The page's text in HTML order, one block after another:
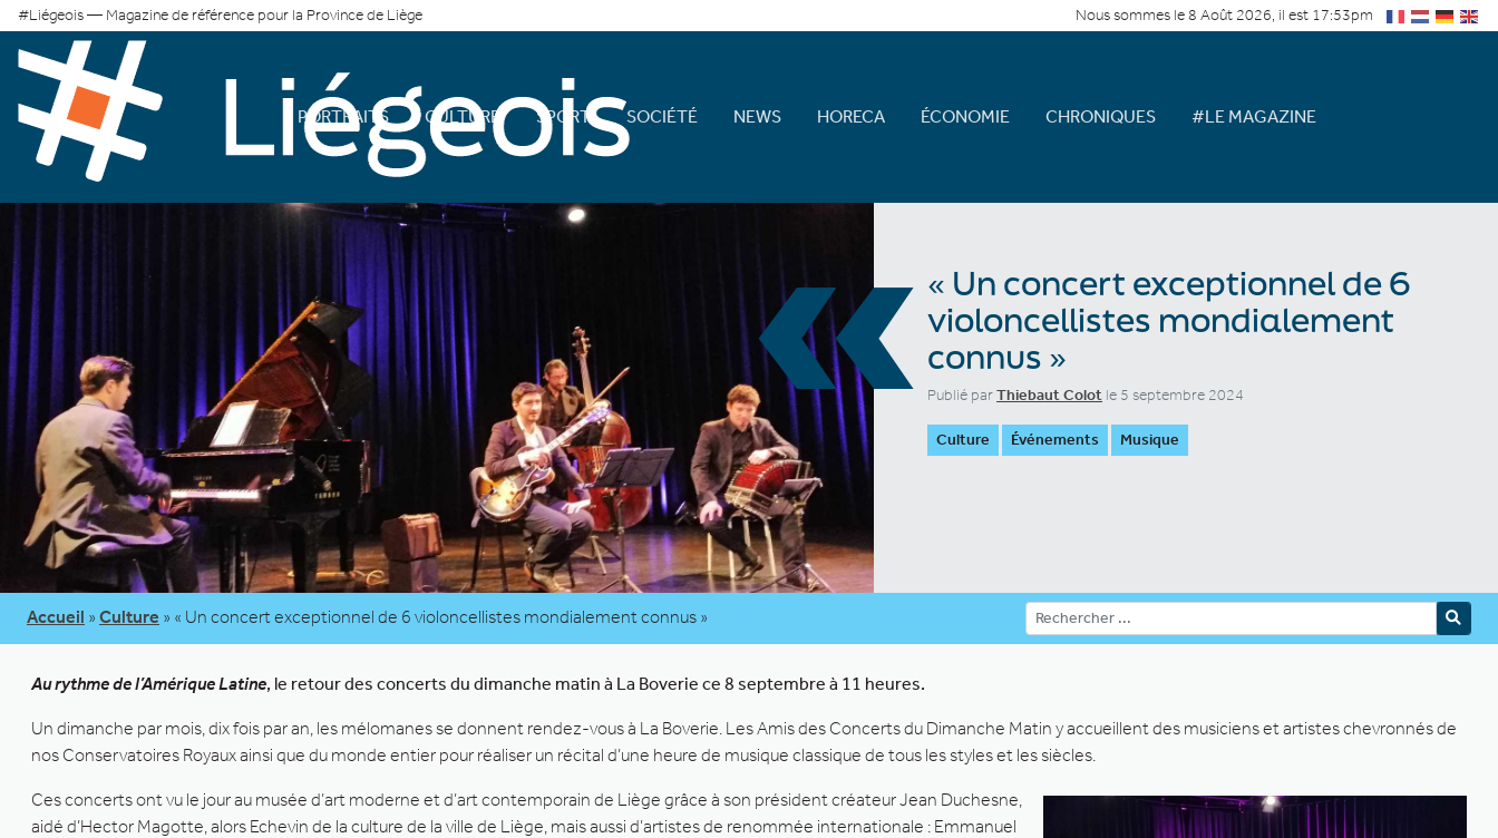
#Liégeois — Magazine de référence pour la Province de Liège Nous sommes le 8 Août 2026, il est 17:53pm
PORTRAITS CULTURE SPORT SOCIÉTÉ NEWS HORECA ÉCONOMIE CHRONIQUES #LE MAGAZINE
«« Un concert exceptionnel de 6
violoncellistes mondialement
connus »
Publié parThiebaut Colot le 5 septembre 2024
Culture Événements Musique
Accueil » Culture » « Un concert exceptionnel de 6 violoncellistes mondialement connus »
Au rythme de l’Amérique Latine, le retour des concerts du dimanche matin à La Boverie ce 8 septembre à 11 heures.
Un dimanche par mois, dix fois par an, les mélomanes se donnent rendez-vous à La Boverie. Les Amis des Concerts du Dimanche Matin y accueillent des musiciens et artistes chevronnés de
nos Conservatoires Royaux ainsi que du monde entier pour réaliser un récital d’une heure de musique classique de tous les styles et les siècles.
Ces concerts ont vu le jour au musée d’art moderne et d’art contemporain de Liège grâce à son président créateur Jean Duchesne,
aidé d’Hector Magotte, alors Echevin de la culture de la ville de Liège, mais aussi d’artistes de renommée internationale : Emmanuel